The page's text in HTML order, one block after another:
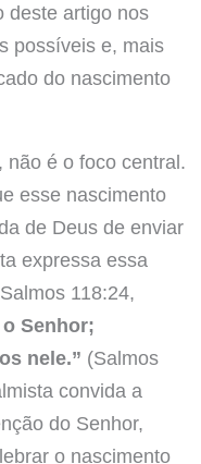
deste artigo nos
possíveis e, mais
do nascimento
não é o foco central.
esse nascimento
de Deus de enviar
expressa essa
118:24,
Senhor;
nele.” (Salmos
convida a
do Senhor,
o nascimento